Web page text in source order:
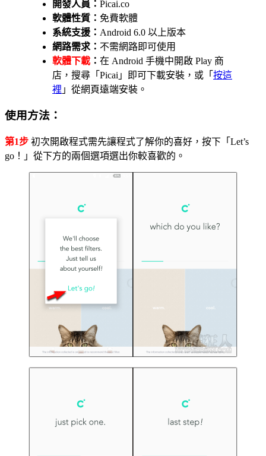
開發人員： Picai.co
軟體性質： 免費軟體
系統支援： Android 6.0 以上版本
網路需求： 不需網路即可使用
軟體下載 ： 在 Android 手機中開啟 Play 商
店，搜尋「Picai」即可下載安裝，或「 按這
裡 」從網頁遠端安裝。
使用方法：
第1步 初次開啟程式需先讓程式了解你的喜好，按下「Let’s
go！」從下方的兩個選項選出你較喜歡的。